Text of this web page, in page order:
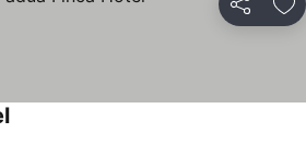
Compartir
Ver precios